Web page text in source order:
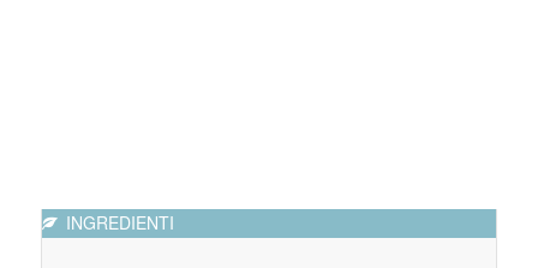
INGREDIENTI